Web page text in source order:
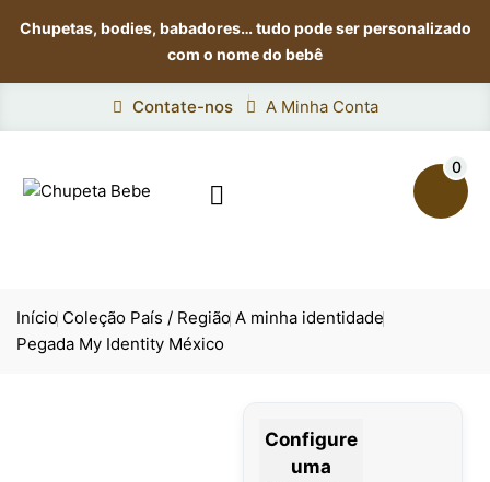
Chupetas, bodies, babadores…tudo pode ser personalizado
com o nome do bebê
Contate-nos A Minha Conta

0
Início Coleção País / Região A minha identidade
Pegada My Identity México
Configure
uma